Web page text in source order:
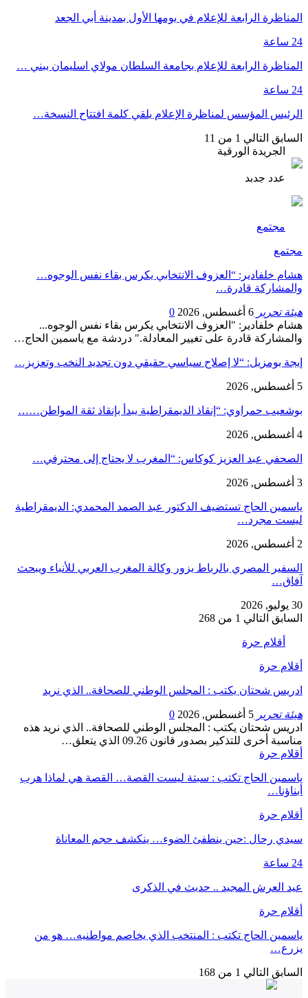
المناظرة الرابعة للإعلام في يومها الأول بمدينة أبي الجعد
24 ساعة
المناظرة الرابعة للإعلام بجامعة السلطان مولاي اسليمان ببني …
24 ساعة
الرئيس المؤسس لمناظرة الإعلام يلقي كلمة افتتاح النسخة…
السابق التالي 1 من 11
الجريدة الورقية
عدد جدبد
مجتمع
مجتمع
هشام خلفادير: “العزوف الانتخابي يكرس بقاء نفس الوجوه…
والمشاركة قادرة…
هيئة تحرير 6 أغسطس, 2026
0
هشام خلفادير: "العزوف الانتخابي يكرس بقاء نفس الوجوه...
والمشاركة قادرة على تغيير المعادلة." دردشة مع ياسمين الحاج…
إيجة بومزيل: “لا إصلاح سياسي حقيقي دون تجديد النخب وتعزيز…
5 أغسطس, 2026
بوشعيب حمراوي: “إنقاذ الديمقراطية يبدأ بإنقاذ ثقة المواطن……
4 أغسطس, 2026
الصحفي عبد العزيز كوكاس: “المغرب لا يحتاج إلى محترفي…
3 أغسطس, 2026
ياسمين الحاج تستضيف الدكتور عبد الصمد المحمدي: الديمقراطية
ليست مجرد…
2 أغسطس, 2026
السفير المصري بالرباط يزور وكالة المغرب العربي للأنباء ويبحث
آفاق…
30 يوليو, 2026
السابق التالي 1 من 268
أقلام حرة
أقلام حرة
ادريس شحتان يكتب : المجلس الوطني للصحافة.. الذي نريد
هيئة تحرير 5 أغسطس, 2026
0
ادريس شحتان يكتب : المجلس الوطني للصحافة.. الذي نريد هذه
مناسبة أخرى للتذكير بصدور قانون 09.26 الذي يتعلق…
أقلام حرة
ياسمين الحاج تكتب : سبتة ليست القصة… القصة هي لماذا هرب
أبناؤنا…
أقلام حرة
سيدي رحال :حين ينطفئ الضوء… ينكشف حجم المعاناة
24 ساعة
عيد العرش المجيد .. حديث في الذكرى
أقلام حرة
ياسمين الحاج تكتب : المنتخب الذي يخاصم مواطنيه… هو من
يزرع…
السابق التالي 1 من 168